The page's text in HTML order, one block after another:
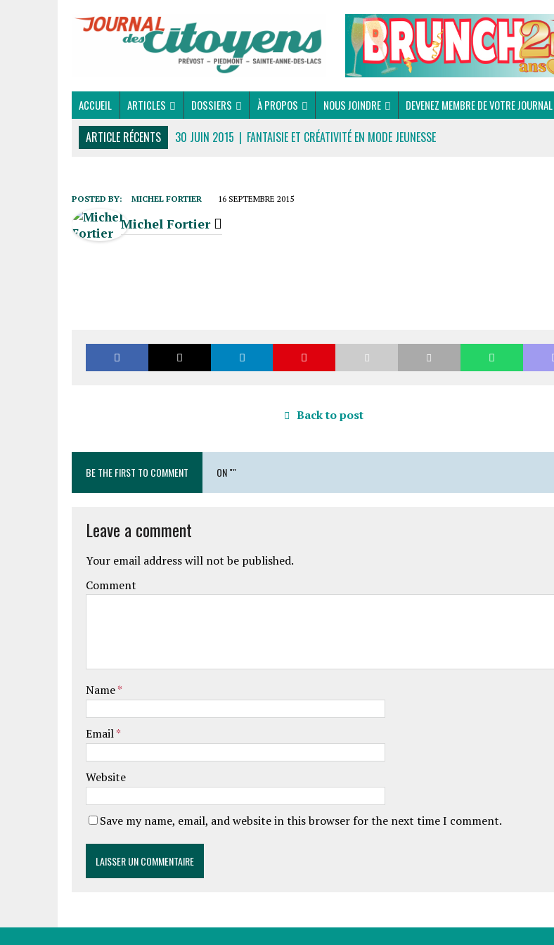
ACCUEIL ARTICLES DOSSIERS À PROPOS NOUS JOINDRE DEVENEZ MEMBRE DE VOTRE
ARTICLE RÉCENTS 30 JUIN 2015 | FANTAISIE ET CRÉATIVITÉ EN MODE JEUNESSE
16 JUILLET 2026 | POLITIQUE
16 JUILLET 2026 | ENVIRONNEMENT
POSTED BY: MICHEL FORTIER 16 SEPTEMBRE 2015
Michel Fortier
Back to post
BE THE FIRST TO COMMENT ON ""
Leave a comment
Your email address will not be published.
Comment
Name*
Email*
Website
Save my name, email, and website in this browser for the next time I comment.